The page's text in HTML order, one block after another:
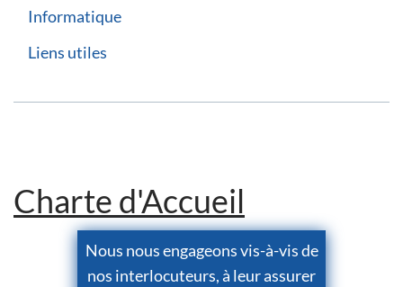
Informatique
Liens utiles
Charte d'Accueil
Nous nous engageons vis-à-vis de
nos interlocuteurs, à leur assurer